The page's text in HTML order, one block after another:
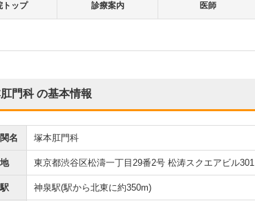
トップ 診療案内 医師
門科の基本情報
名 塚本肛門科
東京都渋谷区松濤一丁目29番2号 松涛スクエアビル301
神泉駅(駅から北東に約350m)